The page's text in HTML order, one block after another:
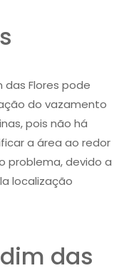
Flores pode
do vazamento
pois não há
a área ao redor
problema, devido a
localização
das